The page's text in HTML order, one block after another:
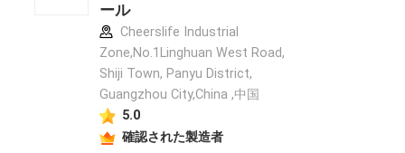
ール
Cheerslife Industrial
Zone,No.1Linghuan West Road,
Shiji Town, Panyu District,
Guangzhou City,China ,中国
5.0
確認された製造者